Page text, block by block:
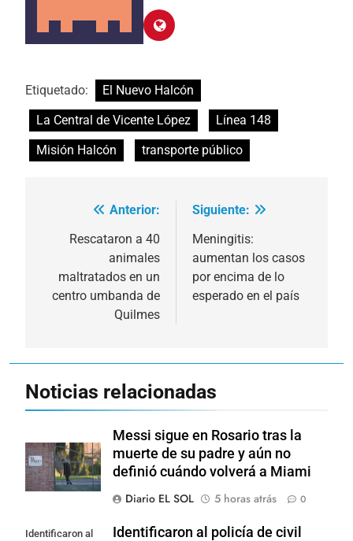
Etiquetado:
El Nuevo Halcón
La Central de Vicente López
Línea 148
Misión Halcón
transporte público
Navegación
entradas
Anterior:
Rescataron a 40
animales
maltratados en un
centro umbanda de
Quilmes
Siguiente:
Meningitis:
aumentan los casos
por encima de lo
esperado en el país
Noticias relacionadas
Messi sigue en Rosario tras la
muerte de su padre y aún no
definió cuándo volverá a Miami
Diario EL SOL
5 horas atrás 0
Identificaron al
Identificaron al policía de civil